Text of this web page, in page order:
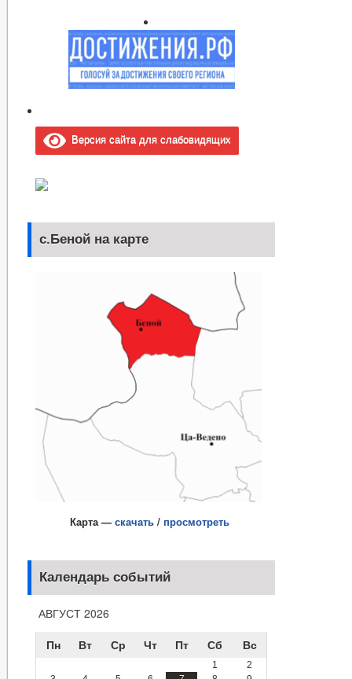
Версия сайта для слабовидящих
с.Беной на карте
Карта — скачать / просмотреть
Календарь событий
АВГУСТ 2026
Пн
Вт Ср Чт Пт Сб Вс
1
2